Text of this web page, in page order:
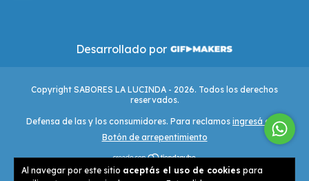
Al navegar por este sitio aceptás el uso de cookies para
Desarrollado por
Copyright SABORES LA LUCINDA - 2026. Todos los derechos
reservados.
Defensa de las y los consumidores. Para reclamos ingresá acá.
Botón de arrepentimiento